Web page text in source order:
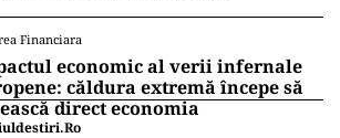
Financiara
economic al verii infernale
căldura extremă începe să
direct economia